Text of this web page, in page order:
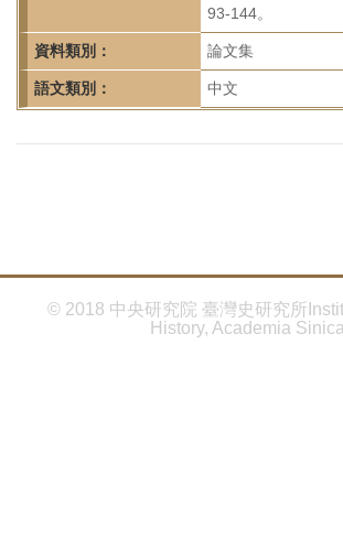
首
頁
93-144。
資料類別： 論文集
語文類別： 中文
© 2018 中央研究院 臺灣史研究所
History, Academia Sinica